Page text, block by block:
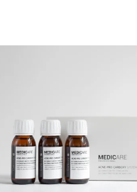
Купить в 1 клик